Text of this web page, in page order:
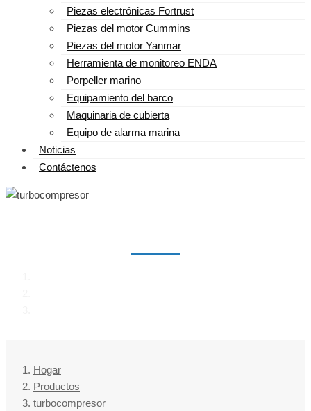
Piezas electrónicas Fortrust
Piezas del motor Cummins
Piezas del motor Yanmar
Herramienta de monitoreo ENDA
Porpeller marino
Equipamiento del barco
Maquinaria de cubierta
Equipo de alarma marina
Noticias
Contáctenos
Hogar
Productos
turbocompresor